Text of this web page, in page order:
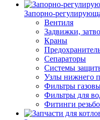
Запорно-
Вентиля
Задвижки,
Краны
Сепараторы
Системы
Узлы нижнего
Фильтры
Фильтры для
Фитинги